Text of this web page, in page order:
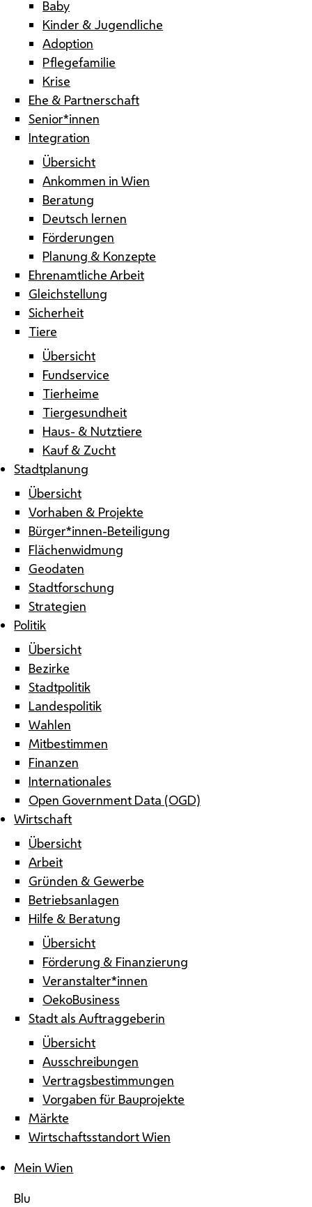
Baby
Kinder & Jugendliche
Adoption
Pflegefamilie
Krise
Ehe & Partnerschaft
Senior*innen
Integration
Übersicht
Ankommen in Wien
Beratung
Deutsch lernen
Förderungen
Planung & Konzepte
Ehrenamtliche Arbeit
Gleichstellung
Sicherheit
Tiere
Übersicht
Fundservice
Tierheime
Tiergesundheit
Haus- & Nutztiere
Kauf & Zucht
Stadtplanung
Übersicht
Vorhaben & Projekte
Bürger*innen-Beteiligung
Flächenwidmung
Geodaten
Stadtforschung
Strategien
Politik
Übersicht
Bezirke
Stadtpolitik
Landespolitik
Wahlen
Mitbestimmen
Finanzen
Internationales
Open Government Data (OGD)
Wirtschaft
Übersicht
Arbeit
Gründen & Gewerbe
Betriebsanlagen
Hilfe & Beratung
Übersicht
Förderung & Finanzierung
Veranstalter*innen
OekoBusiness
Stadt als Auftraggeberin
Übersicht
Ausschreibungen
Vertragsbestimmungen
Vorgaben für Bauprojekte
Märkte
Wirtschaftsstandort Wien
Mein Wien
Blu